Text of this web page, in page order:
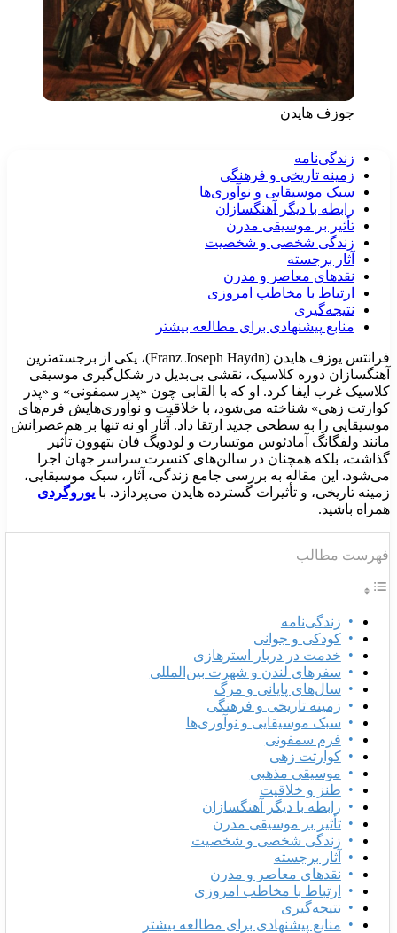
جوزف هایدن
زندگی‌نامه
زمینه تاریخی و فرهنگی
سبک موسیقایی و نوآوری‌ها
رابطه با دیگر آهنگسازان
تأثیر بر موسیقی مدرن
زندگی شخصی و شخصیت
آثار برجسته
نقدهای معاصر و مدرن
ارتباط با مخاطب امروزی
نتیجه‌گیری
منابع پیشنهادی برای مطالعه بیشتر
فرانتس یوزف هایدن (Franz Joseph Haydn)، یکی از برجسته‌ترین
دوره کلاسیک، نقشی بی‌بدیل در شکل‌گیری موسیقی
غرب ایفا کرد. او که با القابی چون «پدر سمفونی» و «پدر
زهی» شناخته می‌شود، با خلاقیت و نوآوری‌هایش فرم‌های
را به سطحی جدید ارتقا داد. آثار او نه تنها بر هم‌عصرانش
ولفگانگ آمادئوس موتسارت و لودویگ فان بتهوون تأثیر
بلکه همچنان در سالن‌های کنسرت سراسر جهان اجرا
این مقاله به بررسی جامع زندگی، آثار، سبک موسیقایی،
تاریخی، و تأثیرات گسترده هایدن می‌پردازد. با یوروگردی
باشید.
مطالب
زندگی‌نامه
کودکی و جوانی
خدمت در دربار استرهازی
سفرهای لندن و شهرت بین‌المللی
سال‌های پایانی و مرگ
زمینه تاریخی و فرهنگی
سبک موسیقایی و نوآوری‌ها
فرم سمفونی
کوارتت زهی
موسیقی مذهبی
طنز و خلاقیت
رابطه با دیگر آهنگسازان
تأثیر بر موسیقی مدرن
زندگی شخصی و شخصیت
آثار برجسته
نقدهای معاصر و مدرن
ارتباط با مخاطب امروزی
نتیجه‌گیری
منابع پیشنهادی برای مطالعه بیشتر